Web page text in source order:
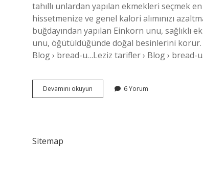
tahıllı unlardan yapılan ekmekleri seçmek
hissetmenize ve genel kalori alımınızı
buğdayından yapılan Einkorn unu,
unu, öğütüldüğünde doğal besinlerini korur.
Blog › bread-u…Leziz tarifler › Blog ›
Devamını okuyun
Faydalı
6 Yorum
Sitemap